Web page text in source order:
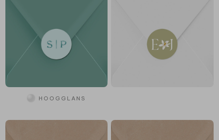
HOOGGLANS